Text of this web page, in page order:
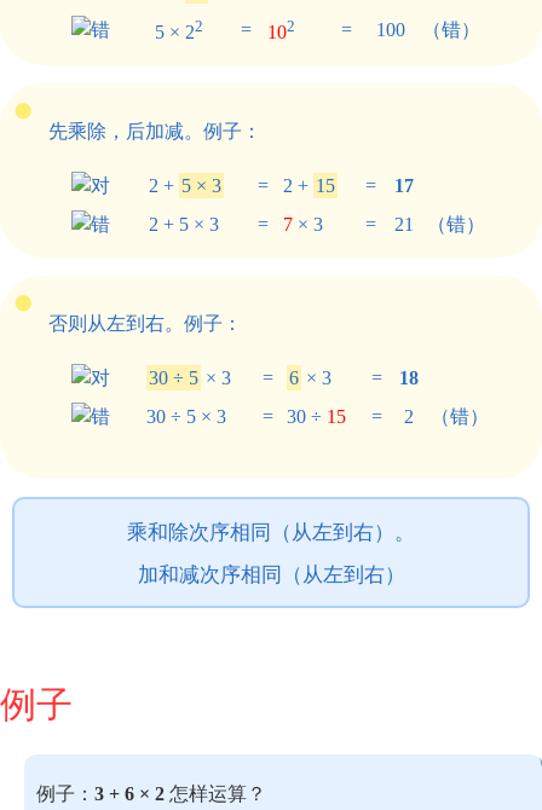
5 × 22 = 102 = 100 （错）
先乘除，后加减。例子：
2 + 5 × 3 = 2 + 15 =
17
2 + 5 × 3
= 7 × 3 = 21 （错）
否则从左到右。例子：
30 ÷ 5 × 3 = 6 × 3 =
18
30 ÷ 5 × 3
= 30 ÷ 15 = 2 （错）
乘和除次序相同（从左到右）。
加和减次序相同（从左到右）
例子
例子： 3 + 6 × 2 怎样运算？